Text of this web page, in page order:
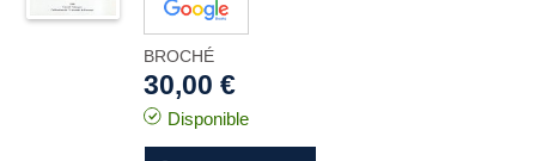
BROCHÉ
30,00 €
Disponible